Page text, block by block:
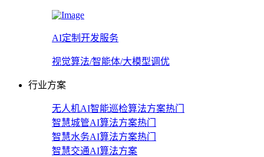
AI定制开发服务
视觉算法/智能体/大模型调优
行业方案
无人机AI智能巡检算法方案热门
智慧城管AI算法方案热门
智慧水务AI算法方案热门
智慧交通AI算法方案